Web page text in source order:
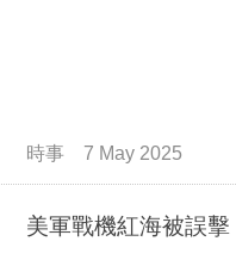
時事 7 May 2025
美軍戰機紅海被誤